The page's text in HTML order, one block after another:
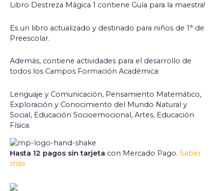
Libro Destreza Mágica 1 contiene Guía para la maestra!
Es un libro actualizado y destinado para niños de 1° de
Preescolar.
Además, contiene actividades para el desarrollo de
todos los Campos Formación Académica:
Lenguaje y Comunicación, Pensamiento Matemático,
Exploración y Conocimiento del Mundo Natural y
Social, Educación Socioemocional, Artes, Educación
Física.
Hasta 12 pagos sin tarjeta con Mercado Pago. Saber
más